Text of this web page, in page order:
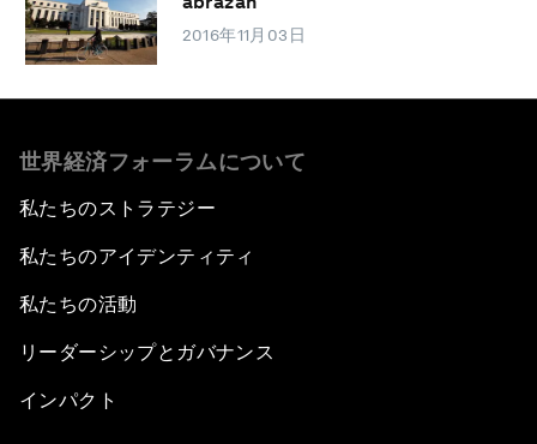
2016年11月03日
世界経済フォーラムについて
私たちのストラテジー
私たちのアイデンティティ
私たちの活動
リーダーシップとガバナンス
インパクト